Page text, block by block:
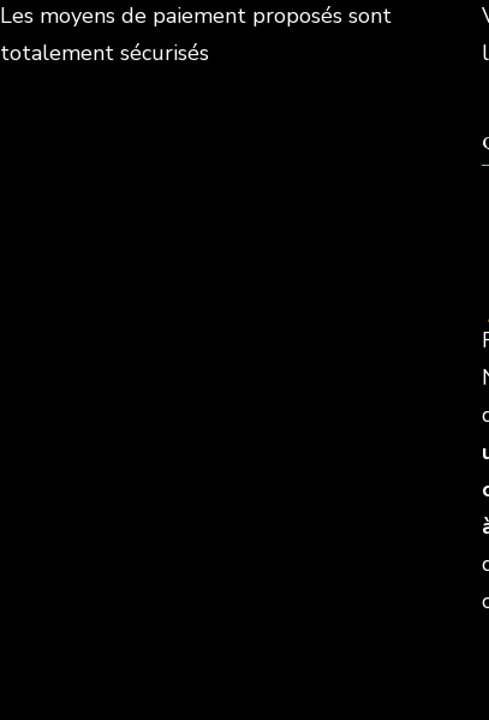
Les moyens de paiement proposés sont
totalement sécurisés